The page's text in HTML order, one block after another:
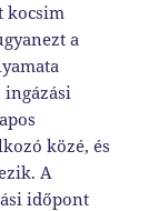
kocsim
a
ingázási
közé, és
A
időpont